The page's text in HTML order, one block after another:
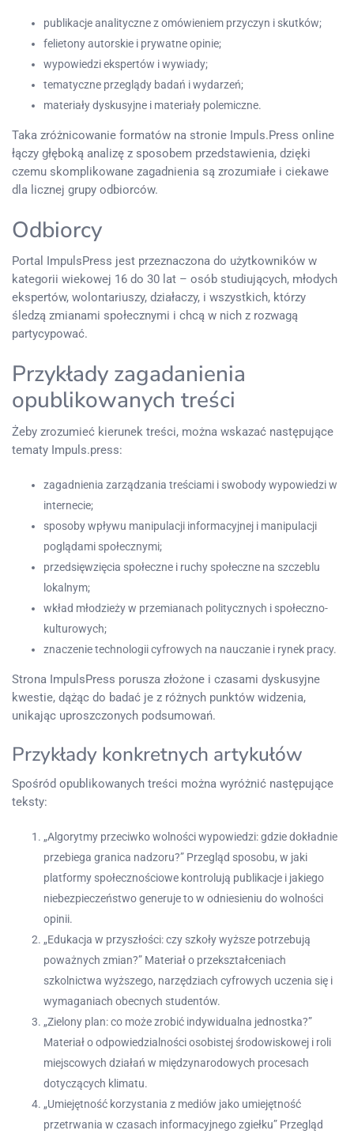
publikacje analityczne z omówieniem przyczyn i skutków;
felietony autorskie i prywatne opinie;
wypowiedzi ekspertów i wywiady;
tematyczne przeglądy badań i wydarzeń;
materiały dyskusyjne i materiały polemiczne.
Taka zróżnicowanie formatów na stronie Impuls.Press online
łączy głęboką analizę z sposobem przedstawienia, dzięki
czemu skomplikowane zagadnienia są zrozumiałe i ciekawe
dla licznej grupy odbiorców.
Odbiorcy
Portal ImpulsPress jest przeznaczona do użytkowników w
kategorii wiekowej 16 do 30 lat – osób studiujących, młodych
ekspertów, wolontariuszy, działaczy, i wszystkich, którzy
śledzą zmianami społecznymi i chcą w nich z rozwagą
partycypować.
Przykłady zagadanienia
opublikowanych treści
Żeby zrozumieć kierunek treści, można wskazać następujące
tematy Impuls.press:
zagadnienia zarządzania treściami i swobody wypowiedzi w
internecie;
sposoby wpływu manipulacji informacyjnej i manipulacji
poglądami społecznymi;
przedsięwzięcia społeczne i ruchy społeczne na szczeblu
lokalnym;
wkład młodzieży w przemianach politycznych i społeczno-
kulturowych;
znaczenie technologii cyfrowych na nauczanie i rynek pracy.
Strona ImpulsPress porusza złożone i czasami dyskusyjne
kwestie, dążąc do badać je z różnych punktów widzenia,
unikając uproszczonych podsumowań.
Przykłady konkretnych artykułów
Spośród opublikowanych treści można wyróżnić następujące
teksty:
„Algorytmy przeciwko wolności wypowiedzi: gdzie dokładnie
przebiega granica nadzoru?” Przegląd sposobu, w jaki
platformy społecznościowe kontrolują publikacje i jakiego
niebezpieczeństwo generuje to w odniesieniu do wolności
opinii.
„Edukacja w przyszłości: czy szkoły wyższe potrzebują
poważnych zmian?” Materiał o przekształceniach
szkolnictwa wyższego, narzędziach cyfrowych uczenia się i
wymaganiach obecnych studentów.
„Zielony plan: co może zrobić indywidualna jednostka?”
Materiał o odpowiedzialności osobistej środowiskowej i roli
miejscowych działań w międzynarodowych procesach
dotyczących klimatu.
„Umiejętność korzystania z mediów jako umiejętność
przetrwania w czasach informacyjnego zgiełku” Przegląd